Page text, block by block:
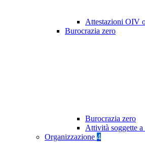
Attestazioni OIV
Burocrazia zero
Burocrazia zero
Attività soggette
Organizzazione 4